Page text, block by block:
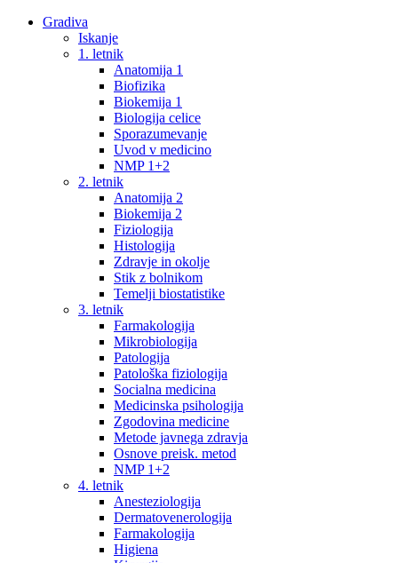
Gradiva
Iskanje
1. letnik
Anatomija 1
Biofizika
Biokemija 1
Biologija celice
Sporazumevanje
Uvod v medicino
NMP 1+2
2. letnik
Anatomija 2
Biokemija 2
Fiziologija
Histologija
Zdravje in okolje
Stik z bolnikom
Temelji biostatistike
3. letnik
Farmakologija
Mikrobiologija
Patologija
Patološka fiziologija
Socialna medicina
Medicinska psihologija
Zgodovina medicine
Metode javnega zdravja
Osnove preisk. metod
NMP 1+2
4. letnik
Anesteziologija
Dermatovenerologija
Farmakologija
Higiena